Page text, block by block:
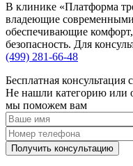
В клинике «Платформа
владеющие
обеспечивающие
безопасность. Для
(499) 281-66-48
Бесплатная консультация
Не нашли категорию или
мы поможем вам
Получить консультацию